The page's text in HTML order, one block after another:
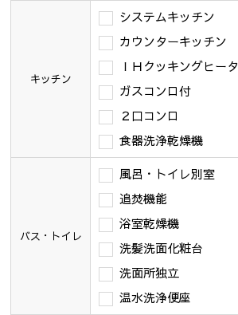
キッチン
システムキッチン
カウンターキッチン
ＩＨクッキングヒータ
ガスコンロ付
２口コンロ
食器洗浄乾燥機
バス・トイレ
風呂・トイレ別室
追焚機能
浴室乾燥機
洗髪洗面化粧台
洗面所独立
温水洗浄便座